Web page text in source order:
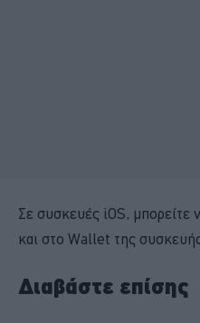
Σε συσκευές iOS, μπορείτε
και στο Wallet της
Διαβάστε επίσης